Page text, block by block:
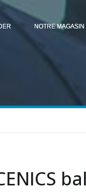
NOTRE MAGASIN